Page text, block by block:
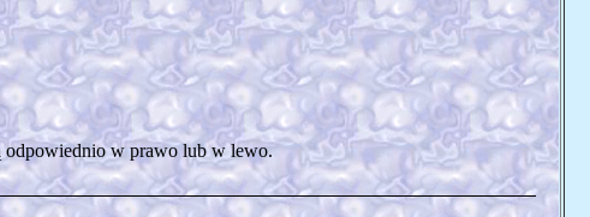
odpowiednio w prawo lub w lewo.